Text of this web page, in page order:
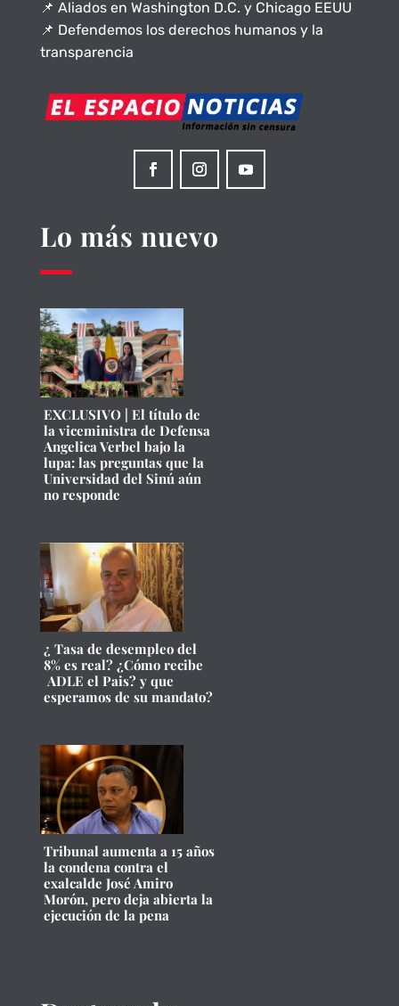
📌 Aliados en Washington D.C. y Chicago EEUU
📌 Defendemos los derechos humanos y la
transparencia
Lo más nuevo
EXCLUSIVO | El título de
la viceministra de Defensa
Angelica Verbel bajo la
lupa: las preguntas que la
Universidad del Sinú aún
no responde
¿ Tasa de desempleo del
8% es real? ¿Cómo recibe
ADLE el Pais? y que
esperamos de su mandato?
Tribunal aumenta a 15 años
la condena contra el
exalcalde José Amiro
Morón, pero deja abierta la
ejecución de la pena